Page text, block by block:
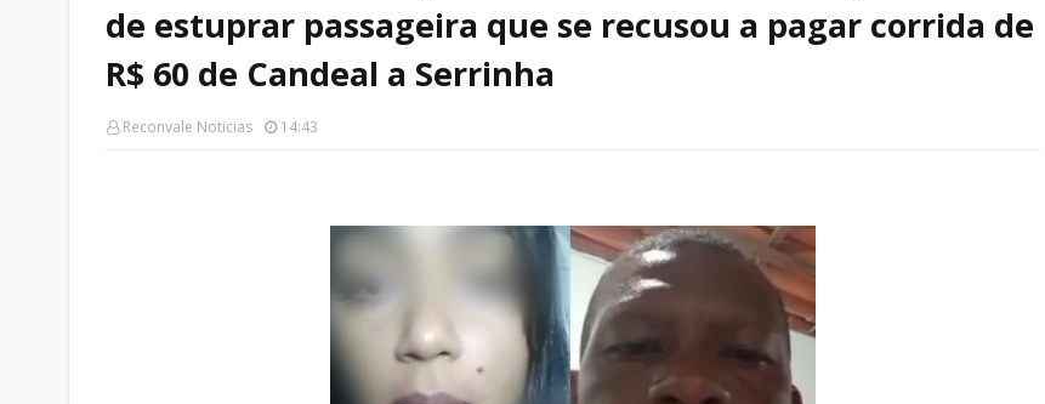
de estuprar passageira que se recusou a pagar corrida de
R$ 60 de Candeal a Serrinha
Reconvale Noticias 14:43